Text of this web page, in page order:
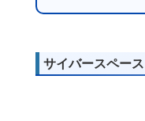
サイバースペー